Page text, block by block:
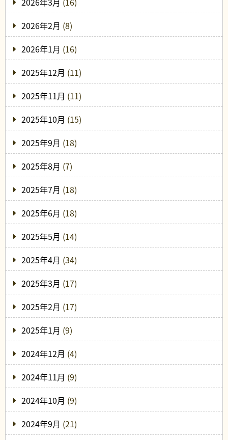
2026年2月 (8)
2026年1月 (16)
2025年12月 (11)
2025年11月 (11)
2025年10月 (15)
2025年9月 (18)
2025年8月 (7)
2025年7月 (18)
2025年6月 (18)
2025年5月 (14)
2025年4月 (34)
2025年3月 (17)
2025年2月 (17)
2025年1月 (9)
2024年12月 (4)
2024年11月 (9)
2024年10月 (9)
2024年9月 (21)